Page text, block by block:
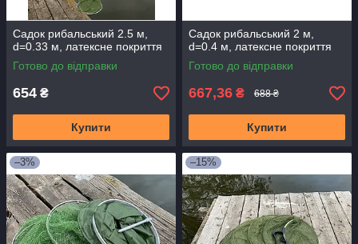
Садок рибальський 2.5 м,
d=0.33 м, латексне покриття
Готово до відправки
654 ₴
Купити
Садок рибальський 2 м,
d=0.4 м, латексне покриття
Готово до відправки
667,36 ₴ 688 ₴
Купити
–3% –15%